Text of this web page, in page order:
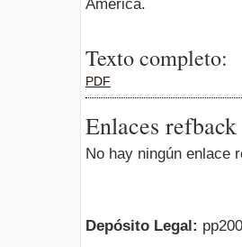
América.
Texto completo:
PDF
Enlaces refback
No hay ningún enlace
Depósito Legal: